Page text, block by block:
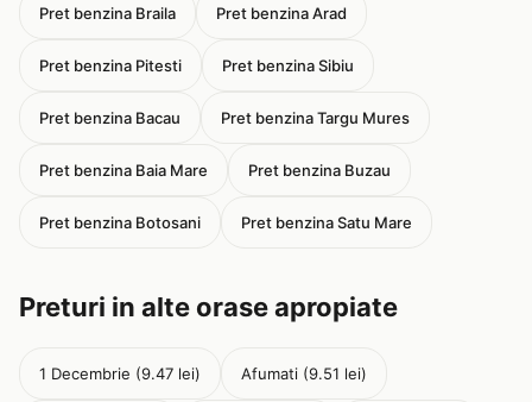
Pret benzina Braila Pret benzina Arad
Pret benzina Pitesti Pret benzina Sibiu
Pret benzina Bacau Pret benzina Targu Mures
Pret benzina Baia Mare Pret benzina Buzau
Pret benzina Botosani Pret benzina Satu Mare
Preturi in alte orase apropiate
1 Decembrie (9.47 lei) Afumati (9.51 lei)